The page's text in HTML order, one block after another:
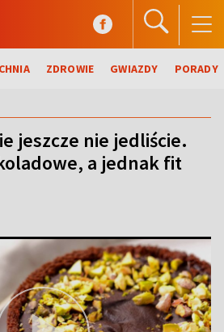
ZDROWIE GWIAZDY PORADY
jeszcze nie jedliście.
a jednak fit